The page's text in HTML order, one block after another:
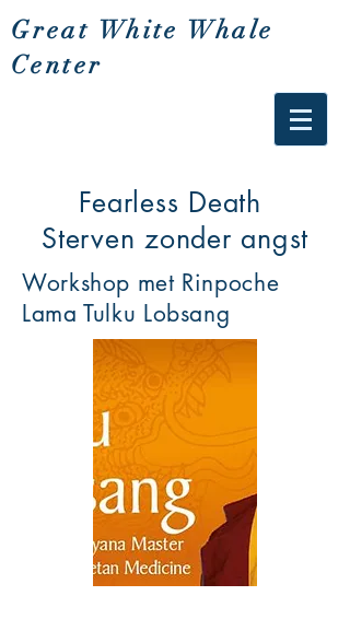
Great White Whale
Center
Fearless Death
Sterven zonder angst
Workshop met Rinpoche
Lama Tulku Lobsang